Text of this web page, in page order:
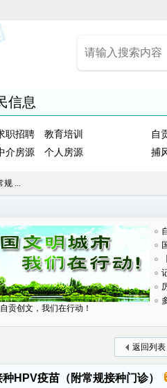
信息
职招聘
教育培训
介房源 个人房源
自
捕
规 ...
自贡创文，我们在行动！
返回列表
HPV疫苗（附常规接种门诊）